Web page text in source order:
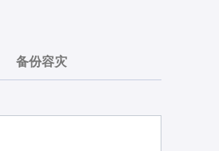
备份容灾